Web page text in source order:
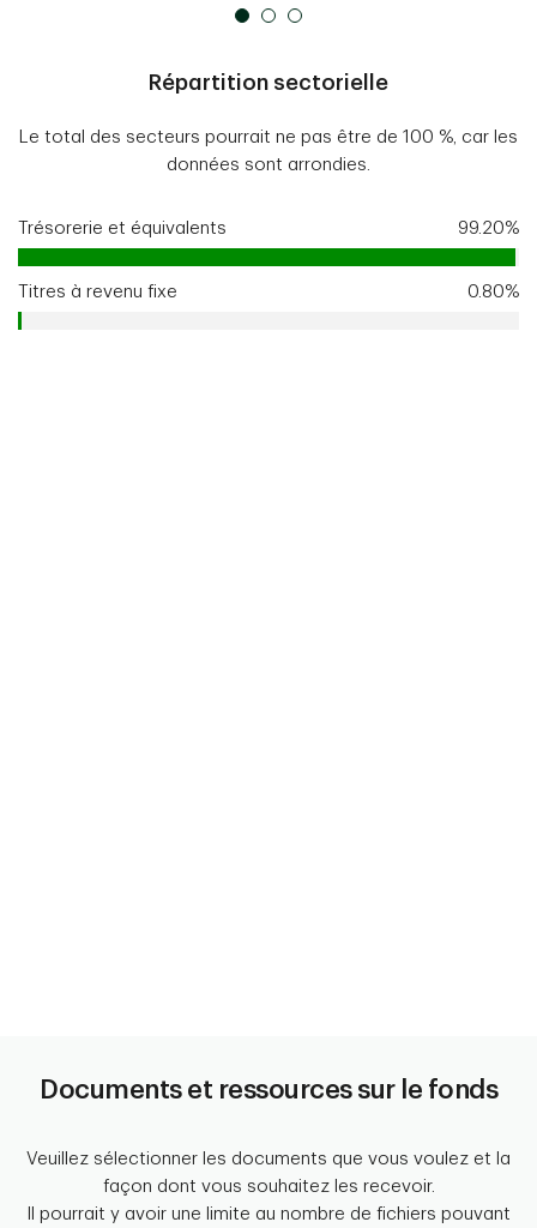
Répartition sectorielle
Le total des secteurs pourrait ne pas être de 100 %, car les
données sont arrondies.
Trésorerie et équivalents 99.20%
Titres à revenu fixe 0.80%
Documents et ressources sur le fonds
Veuillez sélectionner les documents que vous voulez et la
façon dont vous souhaitez les recevoir.
Il pourrait y avoir une limite au nombre de fichiers pouvant